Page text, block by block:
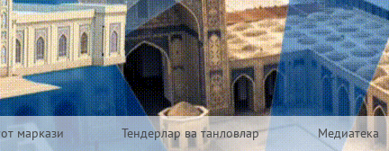
маркази Тендерлар ва танловлар Медиатека